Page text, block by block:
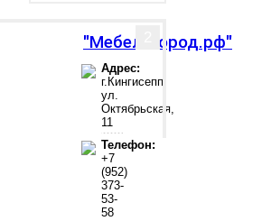
"Мебельгород.рф"
Адрес:
г.Кингисепп,
ул.
Октябрьская,
11
Телефон:
+7
(952)
373-
53-
58